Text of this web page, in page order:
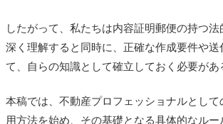
したがって、私たちは内容証明郵便の持つ法
深く理解すると同時に、正確な作成要件や送
て、自らの知識として確立しておく必要があ
本稿では、不動産プロフェッショナルとし
用方法を始め、その基礎となる具体的なルー